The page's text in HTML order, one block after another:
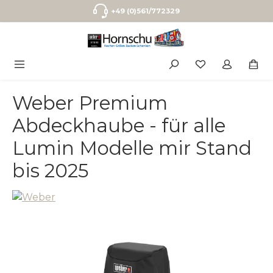
Zum Hauptinhalt springen+49 (0)561/772329
Weber Premium
Abdeckhaube - für alle
Lumin Modelle mir Stand
bis 2025